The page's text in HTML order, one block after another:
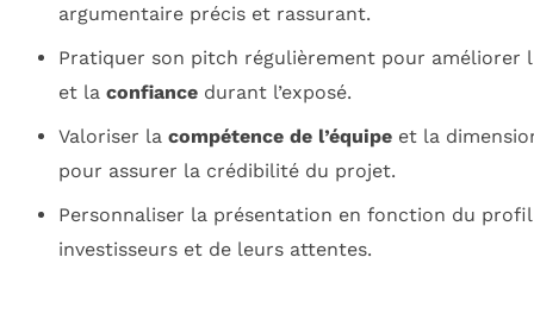
argumentaire précis et rassurant.
Pratiquer son pitch régulièrement pour améliorer
et la confiancedurant l’exposé.
Valoriser la compétence de l’équipeet la
pour assurer la crédibilité du projet.
Personnaliser la présentation en fonction du profil
investisseurs et de leurs attentes.